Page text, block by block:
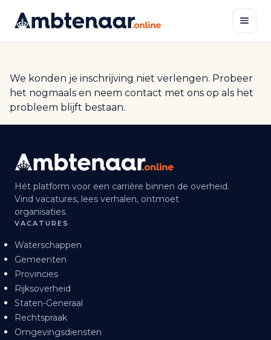
inhoud
Zoeken
We konden je inschrijving niet verlengen. Probeer
het nogmaals en neem contact met ons op als het
probleem blijft bestaan.
Hét platform voor een carrière binnen de overheid.
Vind vacatures, lees verhalen, ontmoet
organisaties.
VACATURES
Waterschappen
Gemeenten
Provincies
Rijksoverheid
Staten-Generaal
Rechtspraak
Omgevingsdiensten